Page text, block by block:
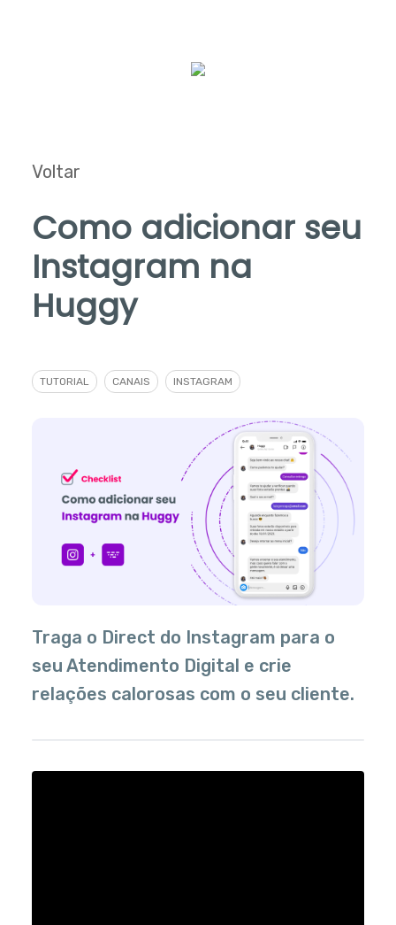
Voltar
Como adicionar seu
Instagram na
Huggy
TUTORIAL CANAIS INSTAGRAM
Traga o Direct do Instagram para o
seu Atendimento Digital e crie
relações calorosas com o seu cliente.